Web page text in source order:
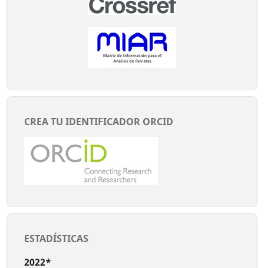
CREA TU IDENTIFICADOR ORCID
ESTADÍSTICAS
2022*